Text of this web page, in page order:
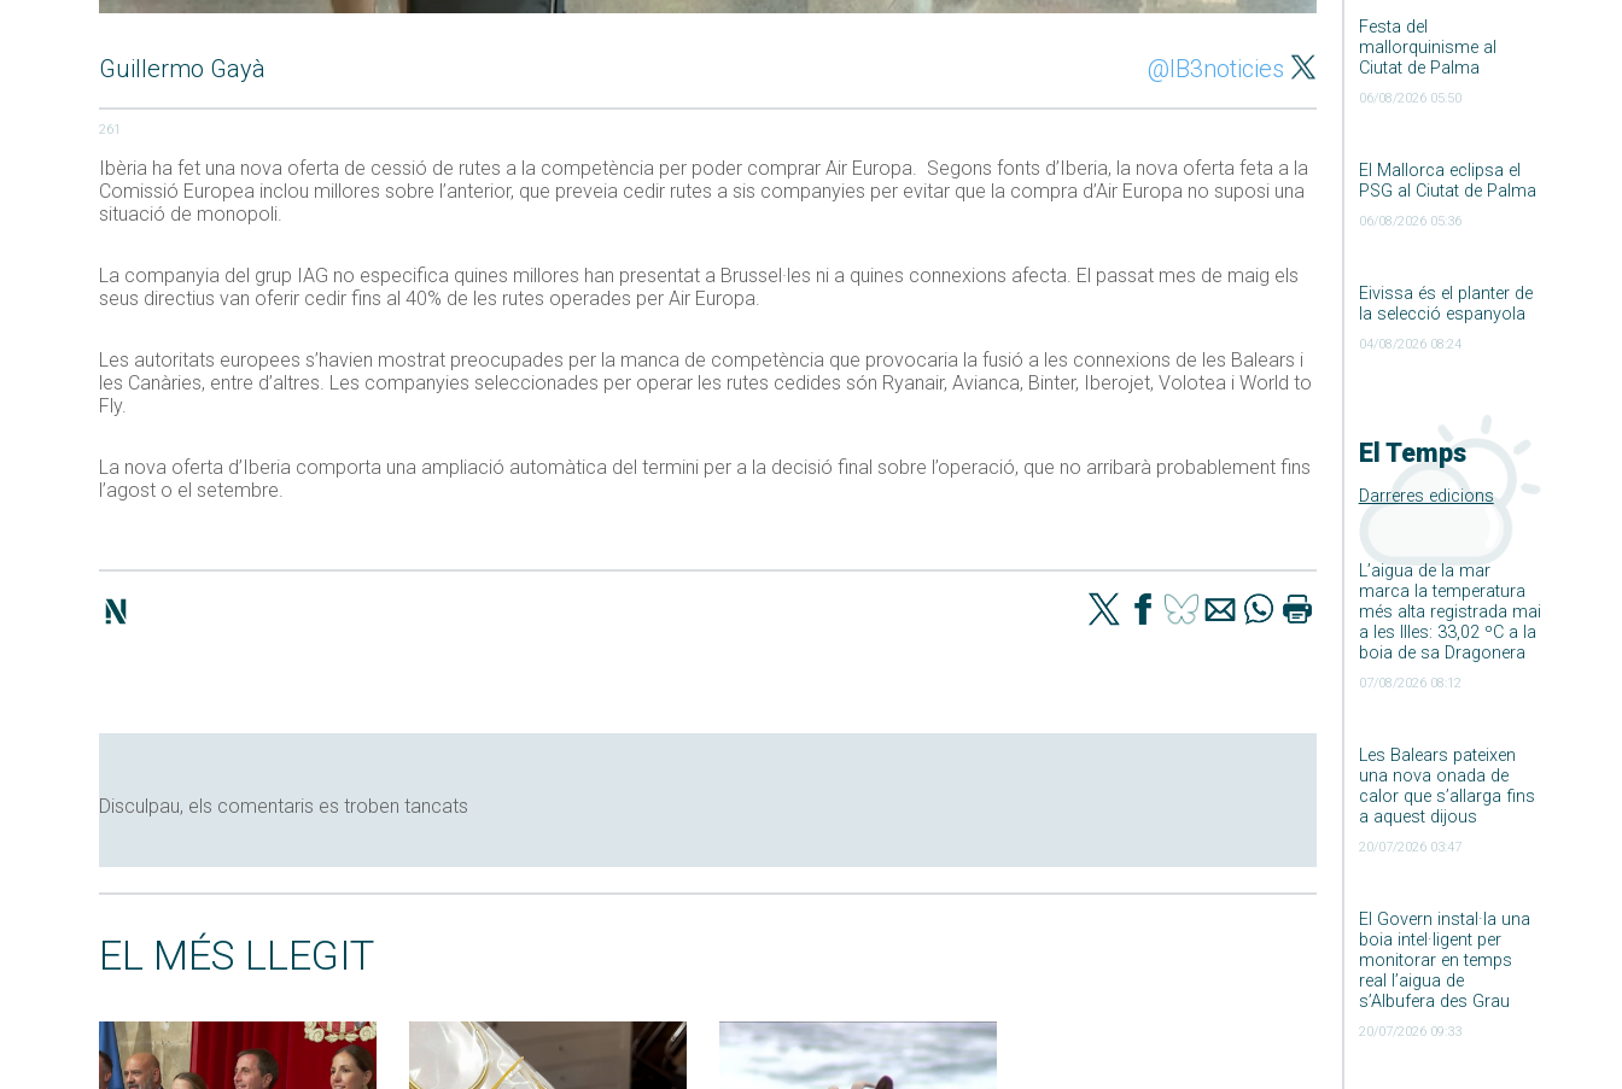
Festa del
mallorquinisme al
Ciutat de Palma
06/08/2026 05:50
El Mallorca eclipsa el
PSG al Ciutat de Palma
06/08/2026 05:36
Eivissa és el planter de
la selecció espanyola
04/08/2026 08:24
El Temps
Darreres edicions
L’aigua de la mar
marca la temperatura
més alta registrada mai
a les Illes: 33,02 ºC a la
boia de sa Dragonera
07/08/2026 08:12
Les Balears pateixen
una nova onada de
calor que s’allarga fins
a aquest dijous
20/07/2026 03:47
El Govern instal·la una
boia intel·ligent per
monitorar en temps
real l’aigua de
s’Albufera des Grau
20/07/2026 09:33
Guillermo Gayà @IB3noticies
261
Ibèria ha fet una nova oferta de cessió de rutes a la competència per poder comprar Air Europa. Segons fonts d’Iberia, la nova oferta feta a la
Comissió Europea inclou millores sobre l’anterior, que preveia cedir rutes a sis companyies per evitar que la compra d’Air Europa no suposi una
situació de monopoli.
La companyia del grup IAG no especifica quines millores han presentat a Brussel·les ni a quines connexions afecta. El passat mes de maig els
seus directius van oferir cedir fins al 40% de les rutes operades per Air Europa.
Les autoritats europees s’havien mostrat preocupades per la manca de competència que provocaria la fusió a les connexions de les Balears i
les Canàries, entre d’altres. Les companyies seleccionades per operar les rutes cedides són Ryanair, Avianca, Binter, Iberojet, Volotea i World to
Fly.
La nova oferta d’Iberia comporta una ampliació automàtica del termini per a la decisió final sobre l’operació, que no arribarà probablement fins
l’agost o el setembre.
Disculpau, els comentaris es troben tancats
EL MÉS LLEGIT